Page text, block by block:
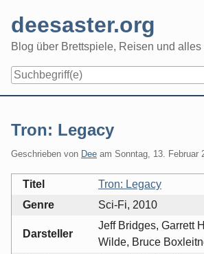
content
deesaster.org
Blog über Brettspiele, Reisen und alles
Tron: Legacy
Geschrieben von Dee am Sonntag, 13. Februar
Titel
Tron: Legacy
Genre
Sci-Fi, 2010
Darsteller
Jeff Bridges, Garrett
Wilde, Bruce